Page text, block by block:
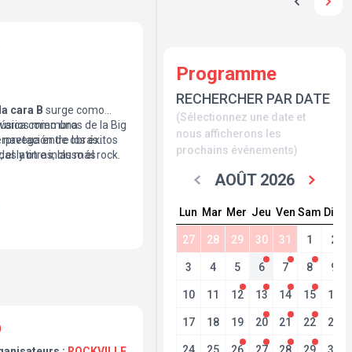
cara B surge como
miembros de la Big
navega entre los éxitos
el latin e incluso el rock.
como una
de obras
y otras, las más
saboreadas por los
Programme
RECHERCHER PAR DATE
(Sélectionnez une date et
nous afficherons les
prochains événements)
AOÛT 2026
Lun Mar Mer Jeu Ven Sam Dim
27 28 29 30 31 1 2
3 4 5 6 7 8 9
10 11 12 13 14 15 16
17 18 19 20 21 22 23